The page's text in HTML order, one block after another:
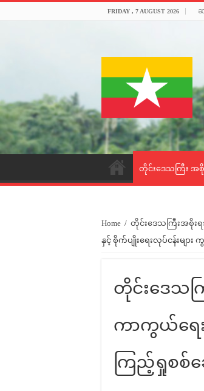
FRIDAY , 7 AUGUST 2026
တိုင်းဒေသကြီး အ
Home / တိုင်းဒေသကြီးအစိုးရ
နှင့် စိုက်ပျိုးရေးလုပ်ငန်းမျာ
တိုင်းဒေသက
ကာကွယ်ရေး
ကြည့်ရှုစစ်